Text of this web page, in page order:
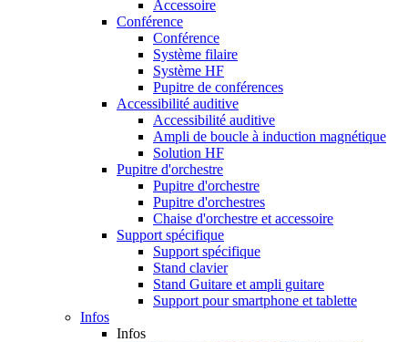
Accessoire
Conférence
Conférence
Système filaire
Système HF
Pupitre de conférences
Accessibilité auditive
Accessibilité auditive
Ampli de boucle à induction magnétique
Solution HF
Pupitre d'orchestre
Pupitre d'orchestre
Pupitre d'orchestres
Chaise d'orchestre et accessoire
Support spécifique
Support spécifique
Stand clavier
Stand Guitare et ampli guitare
Support pour smartphone et tablette
Infos
Infos